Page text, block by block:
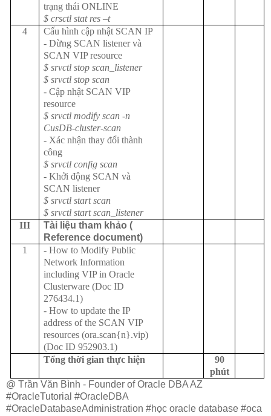
trạng thái ONLINE
$ crsctl stat res –t
4
Cấu hình cập nhật SCAN IP
- Dừng SCAN listener và
SCAN VIP resource
$ srvctl stop scan_listener
$ srvctl stop scan
- Cập nhật SCAN VIP
resource
$ srvctl modify scan -n
CusDB-cluster-scan
- Xác nhận thay đổi thành
công
$ srvctl config scan
- Khởi động SCAN và
SCAN listener
$ srvctl start scan
$ srvctl start scan_listener
III
Tài liệu tham khảo (
Reference document)
1
- How to Modify Public
Network Information
including VIP in Oracle
Clusterware (Doc ID
276434.1)
- How to update the IP
address of the SCAN VIP
resources (ora.scan{n}.vip)
(Doc ID 952903.1)
Tổng thời gian thực hiện
90
phút
@ Trần Văn Bình - Founder of Oracle DBA AZ
#OracleTutorial #OracleDBA
#OracleDatabaseAdministration #học oracle database #oca